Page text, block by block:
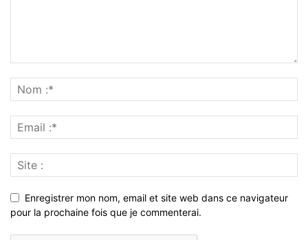
Enregistrer mon nom, email et site web dans ce navigateur
pour la prochaine fois que je commenterai.